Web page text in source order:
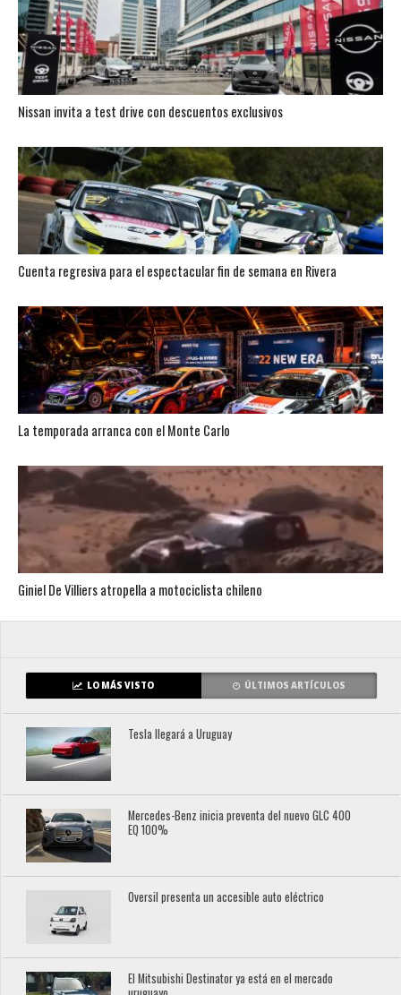
Nissan invita a test drive con descuentos exclusivos
Cuenta regresiva para el espectacular fin de semana en Rivera
La temporada arranca con el Monte Carlo
Giniel De Villiers atropella a motociclista chileno
LO MÁS VISTO ÚLTIMOS ARTÍCULOS
Tesla llegará a Uruguay
Mercedes-Benz inicia preventa del nuevo GLC 400
EQ 100%
Oversil presenta un accesible auto eléctrico
El Mitsubishi Destinator ya está en el mercado